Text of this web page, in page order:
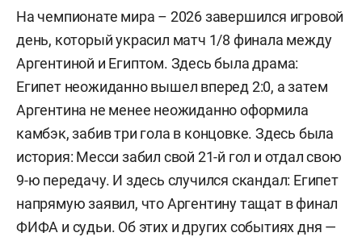
На чемпионате мира – 2026 завершился игровой
день, который украсил матч 1/8 финала между
Аргентиной и Египтом. Здесь была драма:
Египет неожиданно вышел вперед 2:0, а затем
Аргентина не менее неожиданно оформила
камбэк, забив три гола в концовке. Здесь была
история: Месси забил свой 21-й гол и отдал свою
9-ю передачу. И здесь случился скандал: Египет
напрямую заявил, что Аргентину тащат в финал
ФИФА и судьи. Об этих и других событиях дня —